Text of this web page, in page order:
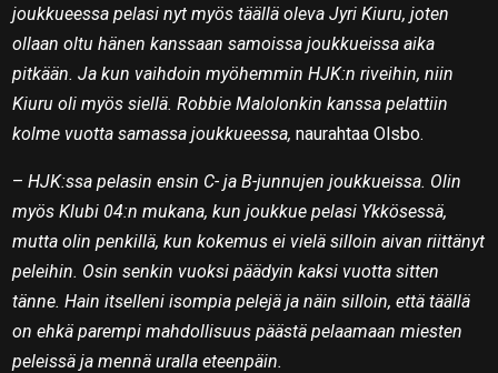
joukkueessa pelasi nyt myös täällä oleva Jyri Kiuru, joten
ollaan oltu hänen kanssaan samoissa joukkueissa aika
pitkään. Ja kun vaihdoin myöhemmin HJK:n riveihin, niin
Kiuru oli myös siellä. Robbie Malolonkin kanssa pelattiin
kolme vuotta samassa joukkueessa, naurahtaa Olsbo.
–HJK:ssa pelasin ensin C- ja B-junnujen joukkueissa. Olin
myös Klubi 04:n mukana, kun joukkue pelasi Ykkösessä,
mutta olin penkillä, kun kokemus ei vielä silloin aivan riittänyt
peleihin. Osin senkin vuoksi päädyin kaksi vuotta sitten
tänne. Hain itselleni isompia pelejä ja näin silloin, että täällä
on ehkä parempi mahdollisuus päästä pelaamaan miesten
peleissä ja mennä uralla eteenpäin.